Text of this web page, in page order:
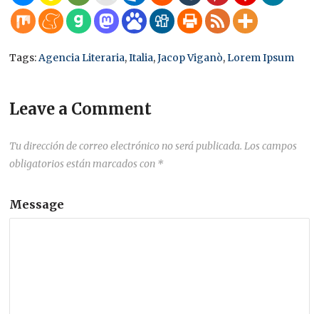
Tags:Agencia Literaria,Italia,Jacop Viganò,Lorem Ipsum
Leave a Comment
Tu dirección de correo electrónico no será publicada. Los campos
obligatorios están marcados con *
Message